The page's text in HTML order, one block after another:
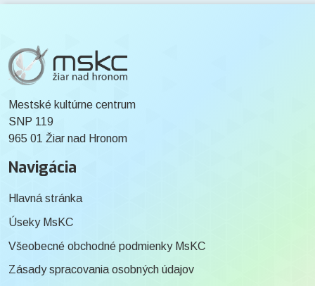
Mestské kultúrne centrum
SNP 119
965 01 Žiar nad Hronom
Navigácia
Hlavná stránka
Úseky MsKC
Všeobecné obchodné podmienky MsKC
Zásady spracovania osobných údajov